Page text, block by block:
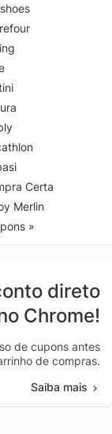
Certa
Merlin
»
direto
Chrome!
de cupons antes
de compras.
Saiba mais